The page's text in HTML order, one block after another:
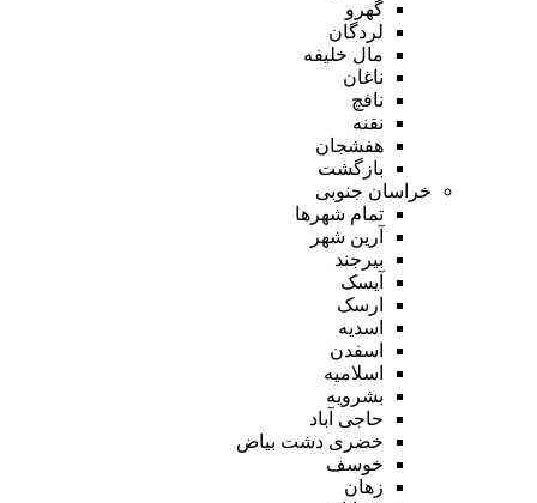
گهرو
لردگان
مال خلیفه
ناغان
نافچ
نقنه
هفشجان
بازگشت
خراسان جنوبی
تمام شهر‌ها
آرین شهر
بیرجند
آیسک
ارسک
اسدیه
اسفدن
اسلامیه
بشرویه
حاجی آباد
خضری دشت بیاض
خوسف
زهان